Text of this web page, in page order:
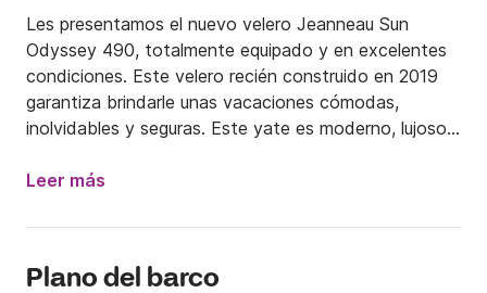
Les presentamos el nuevo velero Jeanneau Sun
Odyssey 490, totalmente equipado y en excelentes
condiciones. Este velero recién construido en 2019
garantiza brindarle unas vacaciones cómodas,
inolvidables y seguras. Este yate es moderno, lujoso,
empresa líder en construcción naval Jeanneau. El
hasta 12 personas.
Explore las bellezas del Egeo central saliendo del
Leer más
Plano del barco